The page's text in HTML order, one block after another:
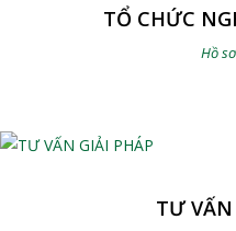
TỔ CHỨC
Hồ
TƯ